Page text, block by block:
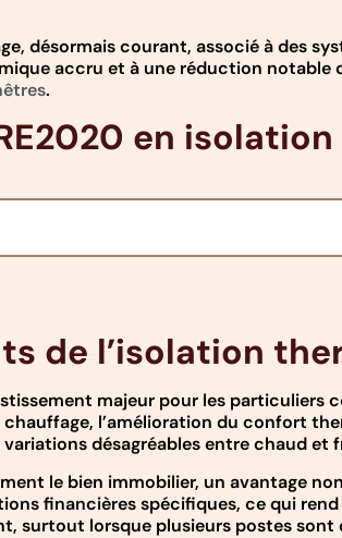
désormais courant, associé à des
accru et à une réduction notable
.
en
de l’isolation
majeur pour les particuliers
l’amélioration du confort
désagréables entre chaud et
le bien immobilier, un avantage
financières spécifiques, ce qui
surtout lorsque plusieurs postes sont